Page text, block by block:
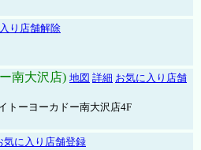
り店舗解除
南大沢店) 地図 詳細 お気に入り店舗
ーヨーカドー南大沢店4F
気に入り店舗登録